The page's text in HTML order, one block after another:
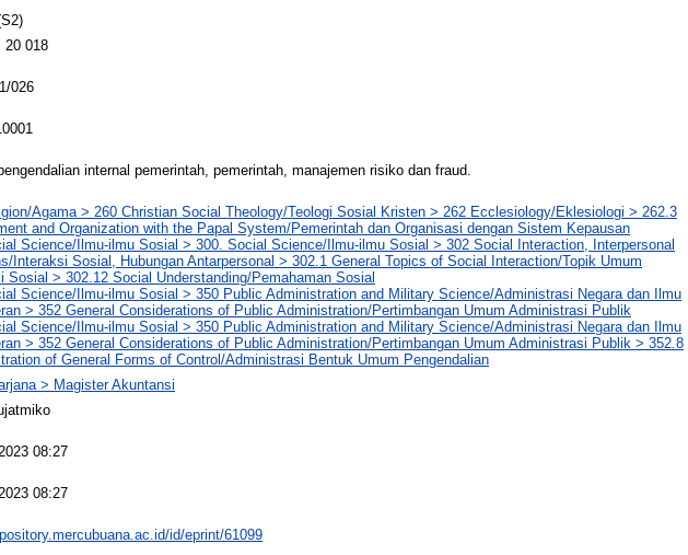
20 018
026
internal pemerintah, pemerintah, manajemen risiko dan fraud.
Agama > 260 Christian Social Theology/Teologi Sosial Kristen > 262 Ecclesiology/Eklesiologi > 262.3
and Organization with the Papal System/Pemerintah dan Organisasi dengan Sistem Kepausan
Science/Ilmu-ilmu Sosial > 300. Social Science/Ilmu-ilmu Sosial > 302 Social Interaction, Interpersonal
Interaksi Sosial, Hubungan Antarpersonal > 302.1 General Topics of Social Interaction/Topik Umum
Sosial > 302.12 Social Understanding/Pemahaman Sosial
Science/Ilmu-ilmu Sosial > 350 Public Administration and Military Science/Administrasi Negara dan Ilmu
> 352 General Considerations of Public Administration/Pertimbangan Umum Administrasi Publik
Science/Ilmu-ilmu Sosial > 350 Public Administration and Military Science/Administrasi Negara dan Ilmu
> 352 General Considerations of Public Administration/Pertimbangan Umum Administrasi Publik > 352.8
of General Forms of Control/Administrasi Bentuk Umum Pengendalian
> Magister Akuntansi
08:27
08:27
id/eprint/61099